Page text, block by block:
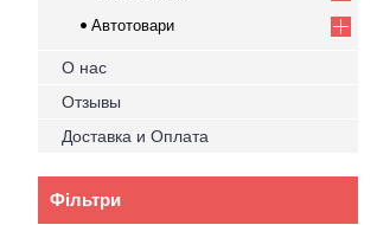
Автотовари
О нас
Отзывы
Доставка и Оплата
Фільтри